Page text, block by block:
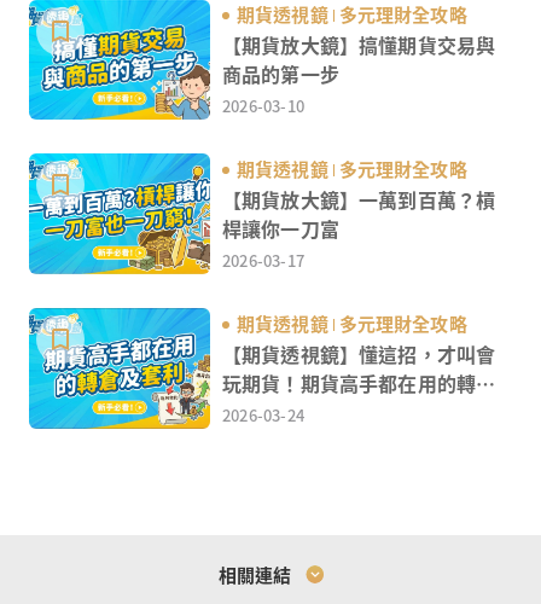
期貨透視鏡 多元理財全攻略
【期貨放大鏡】搞懂期貨交易與
商品的第一步
2026-03-10
期貨透視鏡 多元理財全攻略
【期貨放大鏡】一萬到百萬？槓
桿讓你一刀富
2026-03-17
期貨透視鏡 多元理財全攻略
【期貨透視鏡】懂這招，才叫會
玩期貨！期貨高手都在用的轉倉
及套利
2026-03-24
相關連結